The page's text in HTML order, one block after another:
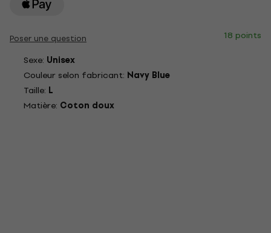
Poser une question
18 points
Sexe: Unisex
Couleur selon fabricant: Navy Blue
Taille: L
Matière: Coton doux